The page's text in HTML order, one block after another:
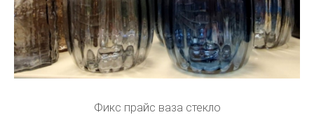
Фикс прайс ваза стекло